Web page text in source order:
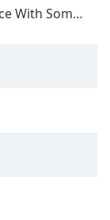
Somebody